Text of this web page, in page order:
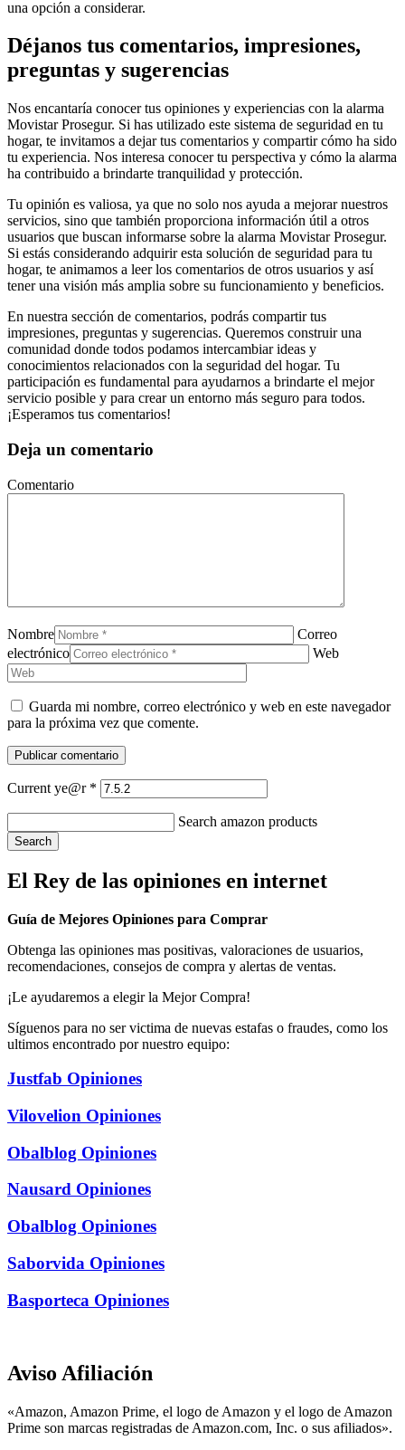
una opción a considerar.
Déjanos tus comentarios, impresiones,
preguntas y sugerencias
Nos encantaría conocer tus opiniones y experiencias con la alarma
Movistar Prosegur. Si has utilizado este sistema de seguridad en tu
hogar, te invitamos a dejar tus comentarios y compartir cómo ha sido
tu experiencia. Nos interesa conocer tu perspectiva y cómo la alarma
ha contribuido a brindarte tranquilidad y protección.
Tu opinión es valiosa, ya que no solo nos ayuda a mejorar nuestros
servicios, sino que también proporciona información útil a otros
usuarios que buscan informarse sobre la alarma Movistar Prosegur.
Si estás considerando adquirir esta solución de seguridad para tu
hogar, te animamos a leer los comentarios de otros usuarios y así
tener una visión más amplia sobre su funcionamiento y beneficios.
En nuestra sección de comentarios, podrás compartir tus
impresiones, preguntas y sugerencias. Queremos construir una
comunidad donde todos podamos intercambiar ideas y
conocimientos relacionados con la seguridad del hogar. Tu
participación es fundamental para ayudarnos a brindarte el mejor
servicio posible y para crear un entorno más seguro para todos.
¡Esperamos tus comentarios!
Deja un comentario
Comentario
Nombre
Correo
electrónico
Web
Guarda mi nombre, correo electrónico y web en este navegador
para la próxima vez que comente.
Current ye@r *
Search amazon products
Search
El Rey de las opiniones en internet
Guía de Mejores Opiniones para Comprar
Obtenga las opiniones mas positivas, valoraciones de usuarios,
recomendaciones, consejos de compra y alertas de ventas.
¡Le ayudaremos a elegir la Mejor Compra!
Síguenos para no ser victima de nuevas estafas o fraudes, como los
ultimos encontrado por nuestro equipo:
Justfab Opiniones
Vilovelion Opiniones
Obalblog Opiniones
Nausard Opiniones
Obalblog Opiniones
Saborvida Opiniones
Basporteca Opiniones
Aviso Afiliación
«Amazon, Amazon Prime, el logo de Amazon y el logo de Amazon
Prime son marcas registradas de Amazon.com, Inc. o sus afiliados».